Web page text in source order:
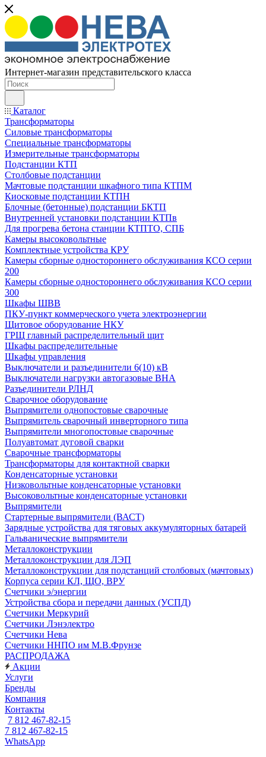
Интернет-магазин представительского класса
Каталог
Трансформаторы
Силовые трансформаторы
Специальные трансформаторы
Измерительные трансформаторы
Подстанции КТП
Столбовые подстанции
Мачтовые подстанции шкафного типа КТПМ
Киосковые подстанции КТПН
Блочные (бетонные) подстанции БКТП
Внутренней установки подстанции КТПв
Для прогрева бетона станции КТПТО, СПБ
Камеры высоковольтные
Комплектные устройства КРУ
Камеры сборные одностороннего обслуживания КСО серии
200
Камеры сборные одностороннего обслуживания КСО серии
300
Шкафы ШВВ
ПКУ-пункт коммерческого учета электроэнергии
Щитовое оборудование НКУ
ГРЩ главный распределительный щит
Шкафы распределительные
Шкафы управления
Выключатели и разъединители 6(10) кВ
Выключатели нагрузки автогазовые ВНА
Разъединители РЛНД
Сварочное оборудование
Выпрямители однопостовые сварочные
Выпрямитель сварочный инверторного типа
Выпрямители многопостовые сварочные
Полуавтомат дуговой сварки
Сварочные трансформаторы
Трансформаторы для контактной сварки
Конденсаторные установки
Низковольтные конденсаторные установки
Высоковольтные конденсаторные установки
Выпрямители
Стартерные выпрямители (ВАСТ)
Зарядные устройства для тяговых аккумуляторных батарей
Гальванические выпрямители
Металлоконструкции
Металлоконструкции для ЛЭП
Металлоконструкции для подстанций столбовых (мачтовых)
Корпуса серии КЛ, ЩО, ВРУ
Счетчики э/энергии
Устройства сбора и передачи данных (УСПД)
Счетчики Меркурий
Счетчики Лэнэлектро
Счетчики Нева
Счетчики ННПО им М.В.Фрунзе
РАСПРОДАЖА
Акции
Услуги
Бренды
Компания
Контакты
7 812 467-82-15
7 812 467-82-15
WhatsApp